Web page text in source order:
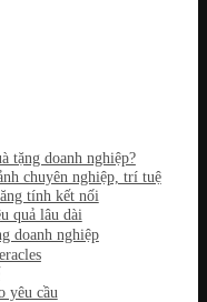
tặng doanh nghiệp?
chuyên nghiệp, trí tuệ
tính kết nối
quả lâu dài
doanh nghiệp
yêu cầu